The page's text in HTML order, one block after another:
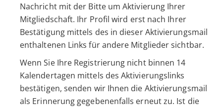
Nachricht mit der Bitte um Aktivierung Ihrer
Mitgliedschaft. Ihr Profil wird erst nach Ihrer
Bestätigung mittels des in dieser Aktivierungsmail
enthaltenen Links für andere Mitglieder sichtbar.
Wenn Sie Ihre Registrierung nicht binnen 14
Kalendertagen mittels des Aktivierungslinks
bestätigen, senden wir Ihnen die Aktivierungsmail
als Erinnerung gegebenenfalls erneut zu. Ist die